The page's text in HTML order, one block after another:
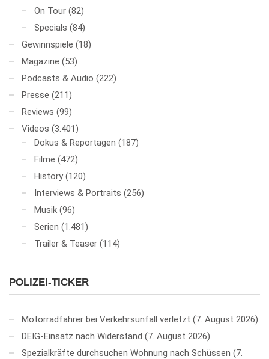
On Tour (82)
Specials (84)
Gewinnspiele (18)
Magazine (53)
Podcasts & Audio (222)
Presse (211)
Reviews (99)
Videos (3.401)
Dokus & Reportagen (187)
Filme (472)
History (120)
Interviews & Portraits (256)
Musik (96)
Serien (1.481)
Trailer & Teaser (114)
POLIZEI-TICKER
Motorradfahrer bei Verkehrsunfall verletzt
7. August 2026
DEIG-Einsatz nach Widerstand
7. August 2026
Spezialkräfte durchsuchen Wohnung nach Schüssen
7.